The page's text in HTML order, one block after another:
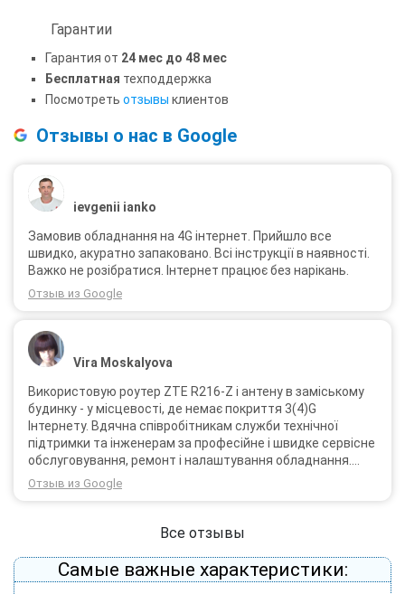
Гарантии
Гарантия от 24 мес до 48 мес
Бесплатная техподдержка
Посмотреть отзывы клиентов
Отзывы о нас в Google
ievgenii ianko
Замовив обладнання на 4G інтернет. Прийшло все
швидко, акуратно запаковано. Всі інструкції в наявності.
Важко не розібратися. Інтернет працює без нарікань.
Отзыв из Google
Vira Moskalyova
Використовую роутер ZTE R216-Z і антену в заміському
будинку - у місцевості, де немає покриття 3(4)G
Інтернету. Вдячна співробітникам служби технічної
підтримки та інженерам за професійне і швидке сервісне
обслуговування, ремонт і налаштування обладнання.
Через 3 роки після покупки я не шкодую про прийняте
тоді рішення придбати обладнання в компанії 3G star
Отзыв из Google
Все отзывы
Самые важные характеристики: